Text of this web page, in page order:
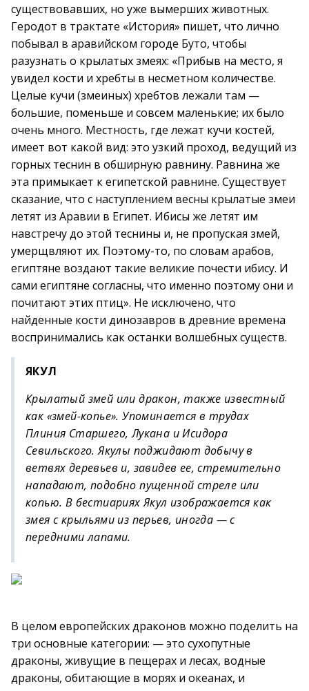
существовавших, но уже вымерших животных.
Геродот в трактате «История» пишет, что лично
побывал в аравийском городе Буто, чтобы
разузнать о крылатых змеях: «Прибыв на место, я
увидел кости и хребты в несметном количестве.
Целые кучи (змеиных) хребтов лежали там —
большие, поменьше и совсем маленькие; их было
очень много. Местность, где лежат кучи костей,
имеет вот какой вид: это узкий проход, ведущий из
горных теснин в обширную равнину. Равнина же
эта примыкает к египетской равнине. Существует
сказание, что с наступлением весны крылатые змеи
летят из Аравии в Египет. Ибисы же летят им
навстречу до этой теснины и, не пропуская змей,
умерщвляют их. Поэтому-то, по словам арабов,
египтяне воздают такие великие почести ибису. И
сами египтяне согласны, что именно поэтому они и
почитают этих птиц». Не исключено, что
найденные кости динозавров в древние времена
воспринимались как останки волшебных существ.
ЯКУЛ
Крылатый змей или дракон, также известный
как «змей-копье». Упоминается в трудах
Плиния Старшего, Лукана и Исидора
Севильского. Якулы поджидают добычу в
ветвях деревьев и, завидев ее, стремительно
нападают, подобно пущенной стреле или
копью. В бестиариях Якул изображается как
змея с крыльями из перьев, иногда — с
передними лапами.
В целом европейских драконов можно поделить на
три основные категории: — это сухопутные
драконы, живущие в пещерах и лесах, водные
драконы, обитающие в морях и океанах, и